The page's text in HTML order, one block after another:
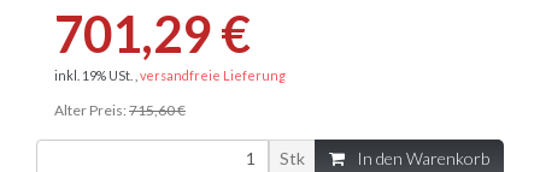
701,29 €
inkl. 19% USt. , versandfreie Lieferung
Alter Preis: 715,60 €
Stk In den Warenkorb